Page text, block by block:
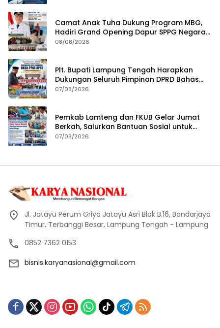
Camat Anak Tuha Dukung Program MBG,
Hadiri Grand Opening Dapur SPPG Negara
Aji Tua Lampung Tengah
08/08/2026
Plt. Bupati Lampung Tengah Harapkan
Dukungan Seluruh Pimpinan DPRD Bahas
RKUA-PPAS APBD Tahun 2027
07/08/2026
Pemkab Lamteng dan FKUB Gelar Jumat
Berkah, Salurkan Bantuan Sosial untuk
Warga
07/08/2026
Jl. Jatayu Perum Griya Jatayu Asri Blok B.16, Bandarjaya
Timur, Terbanggi Besar, Lampung Tengah - Lampung
0852 7362 0153
bisnis.karyanasional@gmail.com